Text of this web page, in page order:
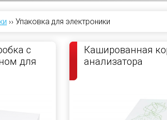
›› Упаковка для электроники
с
для
Кашированная
анализатора